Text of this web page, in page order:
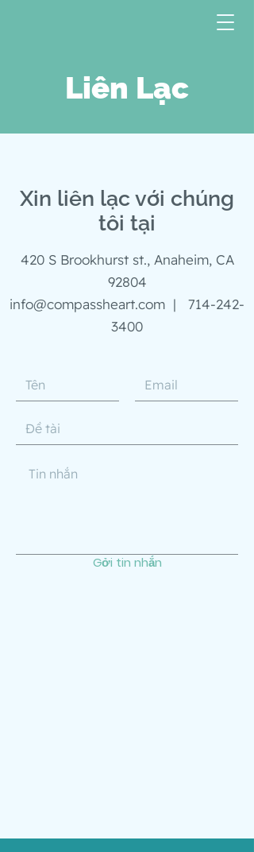
Liên Lạc
Xin liên lạc với chúng
tôi tại
420 S Brookhurst st., Anaheim, CA
92804
info@compassheart.com | 714-242-
3400
Gởi tin nhắn